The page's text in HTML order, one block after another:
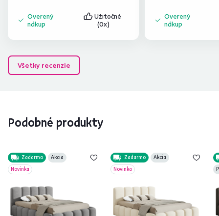
Overený
nákup
Užitočné
(0x)
Overený
nákup
Všetky recenzie
Podobné produkty
Zadarmo
Akcia
Novinka
Zadarmo
Akcia
Novinka